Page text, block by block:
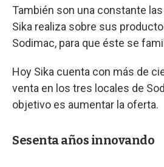
También son una constante
Sika realiza sobre sus
Sodimac, para que éste se
Hoy Sika cuenta con más de
venta en los tres locales de
objetivo es aumentar la oferta.
Sesenta años innovando